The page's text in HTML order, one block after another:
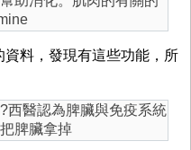
料，發現有這些功能，所
西醫認為脾臟與免疫系統
脾臟拿掉